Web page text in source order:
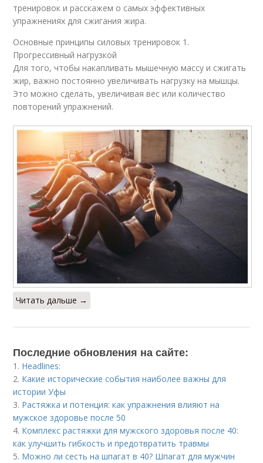
тренировок и расскажем о самых эффективных
упражнениях для сжигания жира.
Основные принципы силовых тренировок 1.
Прогрессивный нагрузкой
Для того, чтобы накапливать мышечную массу и сжигать
жир, важно постоянно увеличивать нагрузку на мышцы.
Это можно сделать, увеличивая вес или количество
повторений упражнений.
Читать дальше →
Последние обновления на сайте:
1. Headlines:
2. Какие исторические события наиболее важны для
истории Уфы
3. Растяжка и потенция: как упражнения влияют на
мужское здоровье после 50
4. Комплекс растяжки для мужского здоровья после 40:
как улучшить гибкость и предотвратить травмы
5. Можно ли сесть на шпагат в 40? Шпагат для мужчин